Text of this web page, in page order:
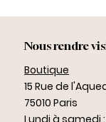
Nous rendre
Boutique
15 Rue de
75010 Paris
Lundi à samedi :